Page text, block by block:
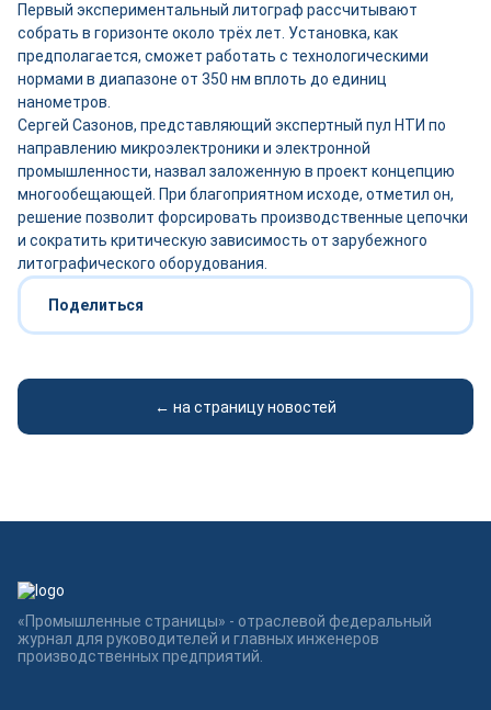
Первый экспериментальный литограф рассчитывают
собрать в горизонте около трёх лет. Установка, как
предполагается, сможет работать с технологическими
нормами в диапазоне от 350 нм вплоть до единиц
нанометров.
Сергей Сазонов, представляющий экспертный пул НТИ по
направлению микроэлектроники и электронной
промышленности, назвал заложенную в проект концепцию
многообещающей. При благоприятном исходе, отметил он,
решение позволит форсировать производственные цепочки
и сократить критическую зависимость от зарубежного
литографического оборудования.
Поделиться
← на страницу новостей
«Промышленные страницы» - отраслевой федеральный
журнал для руководителей и главных инженеров
производственных предприятий.